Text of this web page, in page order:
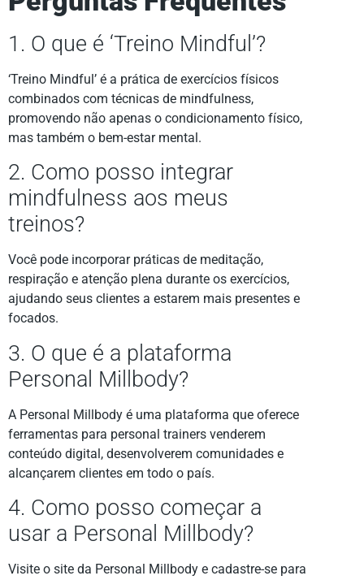
1. O que é ‘Treino Mindful’?
‘Treino Mindful’ é a prática de exercícios físicos
combinados com técnicas de mindfulness,
promovendo não apenas o condicionamento físico,
mas também o bem-estar mental.
2. Como posso integrar
mindfulness aos meus
treinos?
Você pode incorporar práticas de meditação,
respiração e atenção plena durante os exercícios,
ajudando seus clientes a estarem mais presentes e
focados.
3. O que é a plataforma
Personal Millbody?
A Personal Millbody é uma plataforma que oferece
ferramentas para personal trainers venderem
conteúdo digital, desenvolverem comunidades e
alcançarem clientes em todo o país.
4. Como posso começar a
usar a Personal Millbody?
Visite o site da Personal Millbody e cadastre-se para